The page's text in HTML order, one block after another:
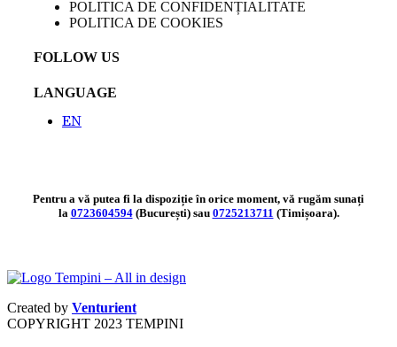
POLITICA DE CONFIDENȚIALITATE
POLITICA DE COOKIES
FOLLOW US
LANGUAGE
EN
Pentru a vă putea fi la dispoziție în orice moment, vă rugăm sunați
la 0723604594(București) sau 0725213711 (Timișoara).
Created by Venturient
COPYRIGHT 2023 TEMPINI